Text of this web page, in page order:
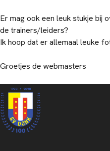
Er mag ook een leuk stukje bij
de trainers/leiders?
Ik hoop dat er allemaal leuke
Groetjes de webmasters